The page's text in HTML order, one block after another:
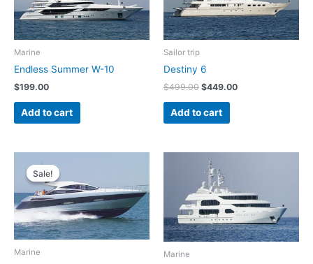
Marine
Endless Summer W-10
$199.00
Add to cart
Sailor trip
Destiny 6
$499.00 Original
was:
$499.00.
$449.00Current
Add to cart
Sale!
Sale!
Marine Marine